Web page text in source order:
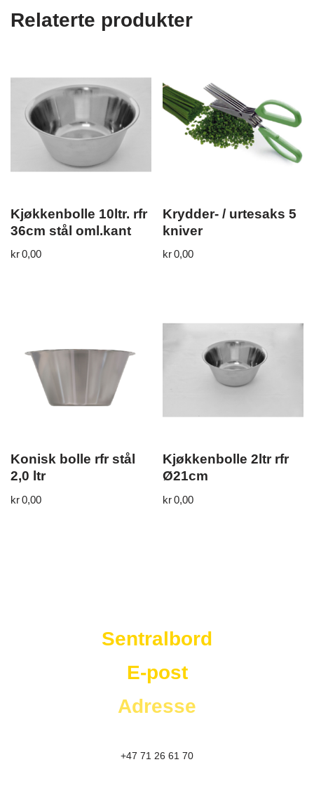
Relaterte produkter
Kjøkkenbolle 10ltr. rfr
36cm stål oml.kant
kr0,00
Krydder- / urtesaks 5
kniver
kr0,00
Konisk bolle rfr stål
2,0 ltr
kr0,00
Kjøkkenbolle 2ltr rfr
Ø21cm
kr0,00
Sentralbord
E-post
Adresse
+47 71 26 61 70